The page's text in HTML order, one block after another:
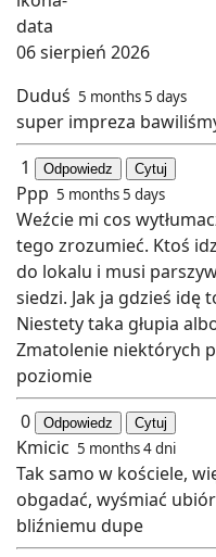
06 sierpień 2026
Duduś 5 months 5 days
super impreza
1
Odpowiedz Cytuj
Ppp 5 months 5 days
Weźcie mi cos
tego zrozumieć. Ktoś
do lokalu i musi
siedzi. Jak ja gdzieś idę
Niestety taka głupia
Zmatolenie niektórych
poziomie
0
Odpowiedz Cytuj
Kmicic 5 months 4 dni
Tak samo w kościele,
obgadać, wyśmiać
bliźniemu dupe